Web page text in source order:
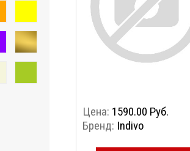
Цена: 1590.00 Руб.
Бренд: Indivo